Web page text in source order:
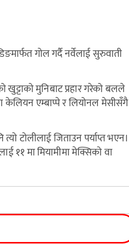
गोल गर्दै नर्वेलाई सुरुवाती
मुनिबाट प्रहार गरेको बलले
केलियन एम्बाप्पे र लियोनल मेसीसँगै
टोलीलाई जिताउन पर्याप्त भएन।
११ मा मियामीमा मेक्सिको वा